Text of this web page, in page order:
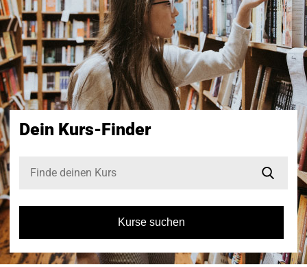
Dein Kurs-Finder
Kurse suchen